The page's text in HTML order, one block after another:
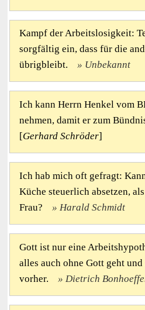
Kampf der Arbeitslosigkeit:
sorgfältig ein, dass für die
übrigbleibt.
Unbekannt
Ich kann Herrn Henkel vom
nehmen, damit er zum
[Gerhard Schröder]
Ich hab mich oft gefragt:
Küche steuerlich absetzen,
Frau?
Harald Schmidt
Gott ist nur eine
alles auch ohne Gott geht
vorher.
Dietrich